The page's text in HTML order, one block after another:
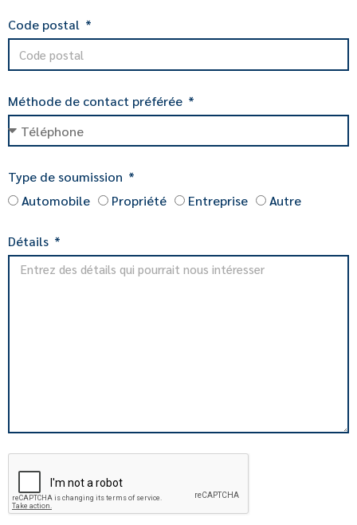
Code postal
Méthode de contact préférée
Type de soumission
Automobile
Propriété Entreprise Autre
Détails